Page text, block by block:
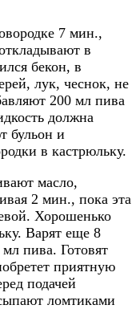
7 мин.,
в
бекон, в
лук, чеснок, не
200 мл пива
должна
бульон и
в кастрюльку.
масло,
2 мин., пока эта
Хорошенько
Варят еще 8
пива. Готовят
приятную
подачей
ломтиками